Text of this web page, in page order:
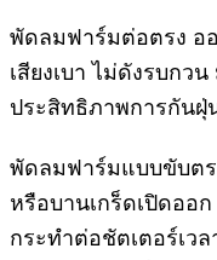
พัดลมฟาร์มต่อตรง อ
เสียงเบา ไม่ดังรบกว
ประสิทธิภาพการกันฝุ่
พัดลมฟาร์มแบบขับต
หรือบานเกร็ดเปิดออ
กระทำต่อชัตเตอร์เว